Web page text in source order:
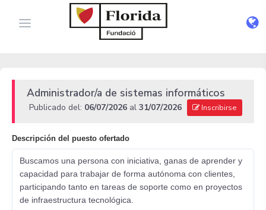
Administrador/a de sistemas informáticos
Publicado del: 06/07/2026 al 31/07/2026 Inscribirse
Descripción del puesto ofertado
Buscamos una persona con iniciativa, ganas de aprender y
capacidad para trabajar de forma autónoma con clientes,
participando tanto en tareas de soporte como en proyectos
de infraestructura tecnológica.